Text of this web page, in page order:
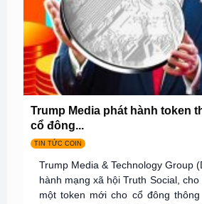
Trump Media phát hành token
cổ đông...
TIN TỨC COIN
Trump Media & Technology Group
hành mạng xã hội Truth Social,
một token mới cho cổ đông